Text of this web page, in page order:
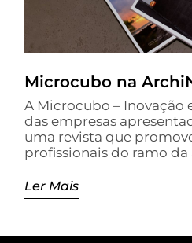
Microcubo na
A Microcubo – Inovação
das empresas
uma revista que
profissionais do ramo
Ler Mais